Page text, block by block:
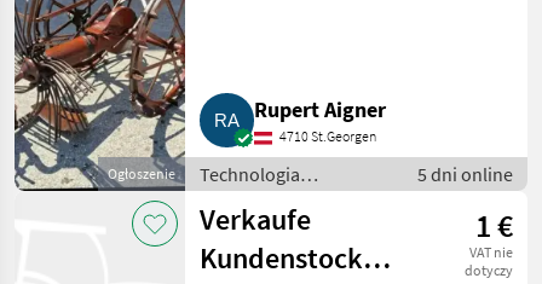
Ogłoszenie
Rupert Aigner
4710 St.Georgen
Technologia
ziemniaczana / Inne
rozwiązania
technologiczne dla
ziemniaków
5 dni online
Verkaufe
Kundenstock
1 €
VAT nie
dotyczy